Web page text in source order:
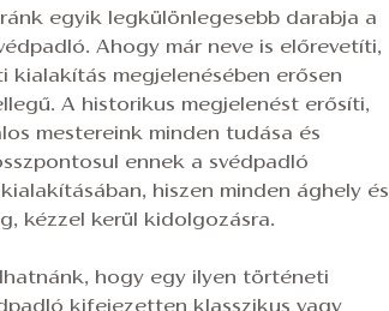
egyik legkülönlegesebb darabja a
Ahogy már neve is előrevetíti,
kialakítás megjelenésében erősen
A historikus megjelenést erősíti,
mestereink minden tudása és
ennek a svédpadló
hiszen minden ághely és
kézzel kerül kidolgozásra.
hogy egy ilyen történeti